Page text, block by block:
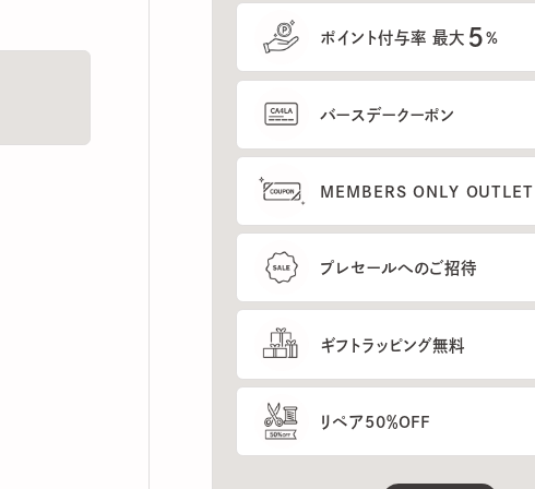
ポイント付与率 最大 %
バースデークーポン
MEMBERS ONLY OUTLETのご
プレセールへのご招待
ギフトラッピング無料
リペア50％OFF